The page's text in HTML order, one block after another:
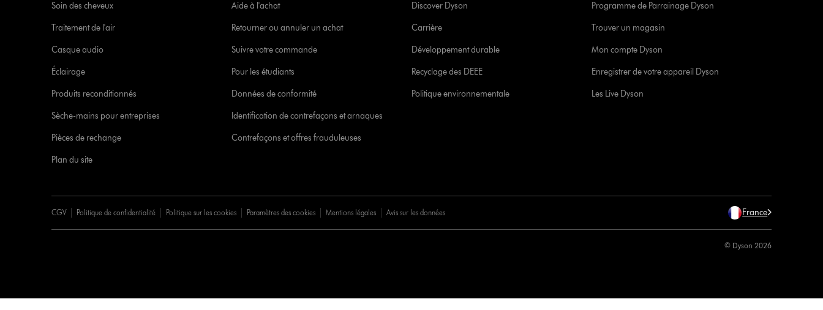
Soin des cheveux
Traitement de l'air
Casque audio
Éclairage
Produits reconditionnés
Sèche-mains pour entreprises
Pièces de rechange
Plan du site
Aide à l'achat
Retourner ou annuler un achat
Suivre votre commande
Pour les étudiants
Données de conformité
Identification de contrefaçons et arnaques
Contrefaçons et offres frauduleuses
Discover Dyson
Carrière
Développement durable
Recyclage des DEEE
Politique environnementale
Programme de Parrainage Dyson
Trouver un magasin
Mon compte Dyson
Enregistrer de votre appareil Dyson
Les Live Dyson
CGV Politique de confidentialité Politique sur les cookies Paramètres des cookies Mentions légales Avis sur les données France
© Dyson 2026